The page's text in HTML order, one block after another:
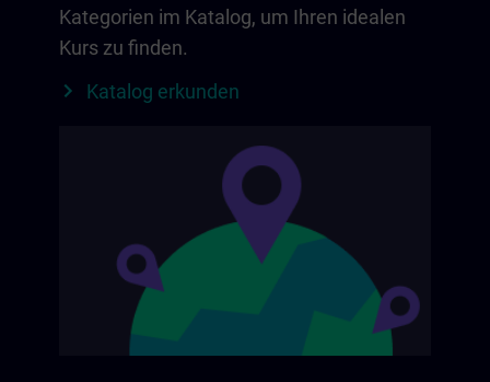
Kategorien im Katalog, um Ihren idealen
Kurs zu finden.
Katalog erkunden